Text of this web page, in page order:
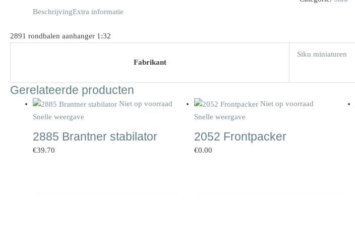
BeschrijvingExtra informatie
2891 rondbalen aanhanger 1:32
Fabrikant
Siku miniaturen
Gerelateerde producten
Niet op voorraad
Snelle weergave
2885 Brantner stabilator
€39.70
Niet op voorraad
Snelle weergave
2052 Frontpacker
€0.00